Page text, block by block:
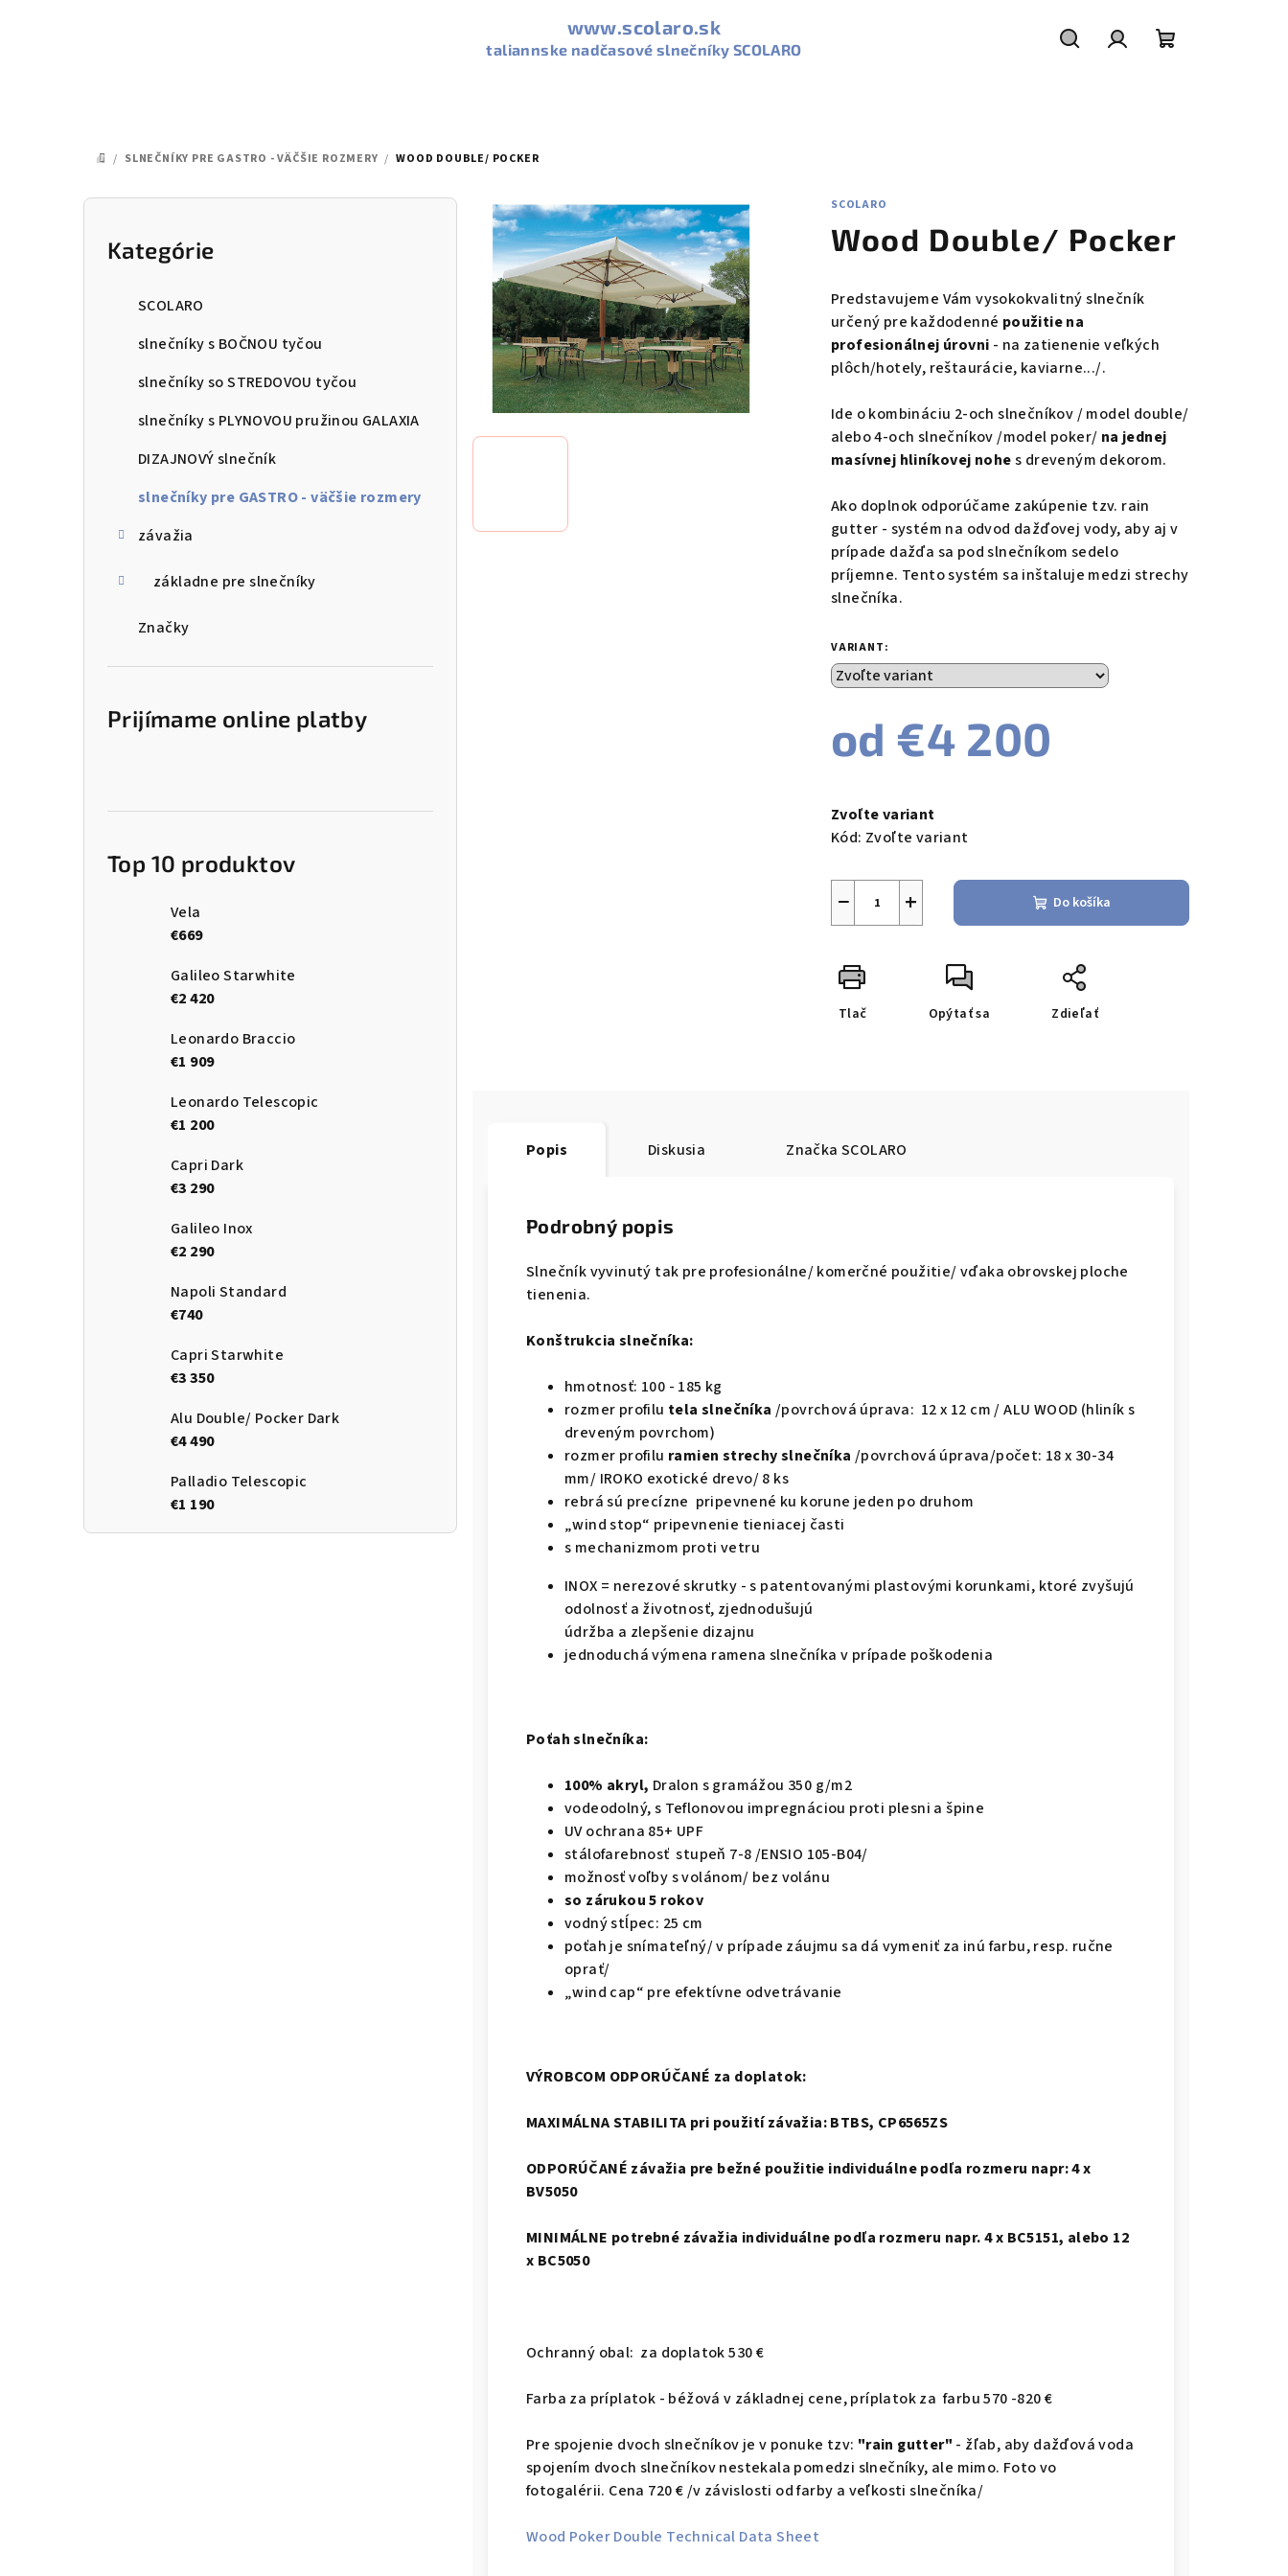
www.scolaro.sk
taliannske nadčasové slnečníky SCOLARO
DOMOV
/ SLNEČNÍKY PRE GASTRO - VÄČŠIE ROZMERY / WOOD DOUBLE/ POCKER
B
Preskočiť
kategórie
Kategórie
SCOLARO
slnečníky s BOČNOU tyčou
slnečníky so STREDOVOU tyčou
slnečníky s PLYNOVOU pružinou GALAXIA
DIZAJNOVÝ slnečník
slnečníky pre GASTRO - väčšie rozmery
závažia
základne pre slnečníky
Značky
Prijímame online platby
Top 10 produktov
Vela
€669
Galileo Starwhite
€2 420
Leonardo Braccio
€1 909
Leonardo Telescopic
€1 200
Capri Dark
€3 290
Galileo Inox
€2 290
Napoli Standard
€740
Capri Starwhite
€3 350
Alu Double/ Pocker Dark
€4 490
Palladio Telescopic
€1 190
SCOLARO
Wood Double/ Pocker
Predstavujeme Vám vysokokvalitný slnečník
určený pre každodenné použitie na
profesionálnej úrovni - na zatienenie veľkých
plôch/hotely, reštaurácie, kaviarne.../.
Ide o kombináciu 2-och slnečníkov / model double/
alebo 4-och slnečníkov /model poker/ na jednej
masívnej hliníkovej nohes dreveným dekorom.
Ako doplnok odporúčame zakúpenie tzv. rain
gutter - systém na odvod dažďovej vody, aby aj v
prípade dažďa sa pod slnečníkom sedelo
príjemne. Tento systém sa inštaluje medzi strechy
slnečníka.
VARIANT:
od €4 200
cena:
Zvoľte variant
Kód: Zvoľte variant
+
− Do košíka
Tlač Opýtať sa Zdieľať
Popis Diskusia Značka SCOLARO
Podrobný popis
Slnečník vyvinutý tak pre profesionálne/ komerčné použitie/ vďaka obrovskej ploche
tienenia.
Konštrukcia slnečníka:
hmotnosť: 100 - 185 kg
rozmer profilu tela slnečníka /povrchová úprava: 12 x 12 cm / ALU WOOD (hliník s
dreveným povrchom)
rozmer profilu ramien strechy slnečníka /povrchová úprava/počet: 18 x 30-34
mm/ IROKO exotické drevo/ 8 ks
rebrá sú precízne pripevnené ku korune jeden po druhom
„wind stop“ pripevnenie tieniacej časti
s mechanizmom proti vetru
INOX = nerezové skrutky - s patentovanými plastovými korunkami, ktoré zvyšujú
odolnosť a životnosť, zjednodušujú
údržba a zlepšenie dizajnu
jednoduchá výmena ramena slnečníka v prípade poškodenia
Poťah slnečníka:
100% akryl, Dralon s gramážou 350 g/m2
vodeodolný, s Teflonovou impregnáciou proti plesni a špine
UV ochrana 85+ UPF
stálofarebnosť stupeň 7-8 /ENSIO 105-B04/
možnosť voľby s volánom/ bez volánu
so zárukou 5 rokov
vodný stĺpec: 25 cm
poťah je snímateľný/ v prípade záujmu sa dá vymeniť za inú farbu, resp. ručne
oprať/
„wind cap“ pre efektívne odvetrávanie
VÝROBCOM ODPORÚČANÉ za doplatok:
MAXIMÁLNA STABILITA pri použití závažia: BTBS, CP6565ZS
ODPORÚČANÉ závažia pre bežné použitie individuálne podľa rozmeru napr: 4 x
BV5050
MINIMÁLNE potrebné závažia individuálne podľa rozmeru napr. 4 x BC5151, alebo 12
x BC5050
Ochranný obal: za doplatok 530 €
Farba za príplatok - béžová v základnej cene, príplatok za farbu 570 -820 €
Pre spojenie dvoch slnečníkov je v ponuke tzv: "rain gutter" - žľab, aby dažďová voda
spojením dvoch slnečníkov nestekala pomedzi slnečníky, ale mimo. Foto vo
fotogalérii. Cena 720 € /v závislosti od farby a veľkosti slnečníka/
Wood Poker Double Technical Data Sheet